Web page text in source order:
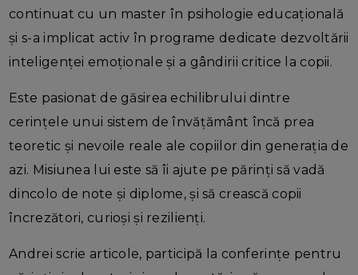
continuat cu un master în psihologie educațională
și s-a implicat activ în programe dedicate dezvoltării
inteligenței emoționale și a gândirii critice la copii.
Este pasionat de găsirea echilibrului dintre
cerințele unui sistem de învățământ încă prea
teoretic și nevoile reale ale copiilor din generația de
azi. Misiunea lui este să îi ajute pe părinți să vadă
dincolo de note și diplome, și să crească copii
încrezători, curioși și rezilienți.
Andrei scrie articole, participă la conferințe pentru